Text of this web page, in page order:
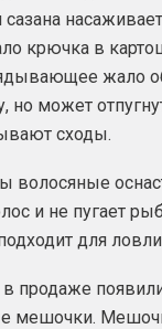
крючка в
жало
но может
сходы.
волосяные
и не пугает
для
продаже
мешочки.